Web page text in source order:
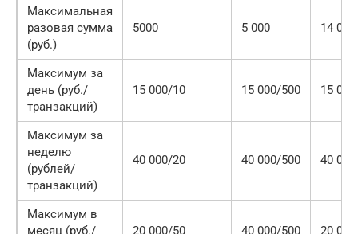
Максимальная
разовая сумма
(руб.)
5000 5 000 14 000
Максимум за
день (руб./
транзакций)
15 000/10 15 000/500 15
Максимум за
неделю
(рублей/
транзакций)
40 000/20 40 000/500 40
Максимум в
месяц (руб./
20 000/50 40 000/500 20